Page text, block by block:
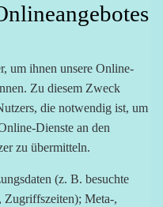
um ihnen unsere Online-
Zu diesem Zweck
die notwendig ist, um
Dienste an den
zu übermitteln.
(z. B. besuchte
Zugriffszeiten); Meta-,